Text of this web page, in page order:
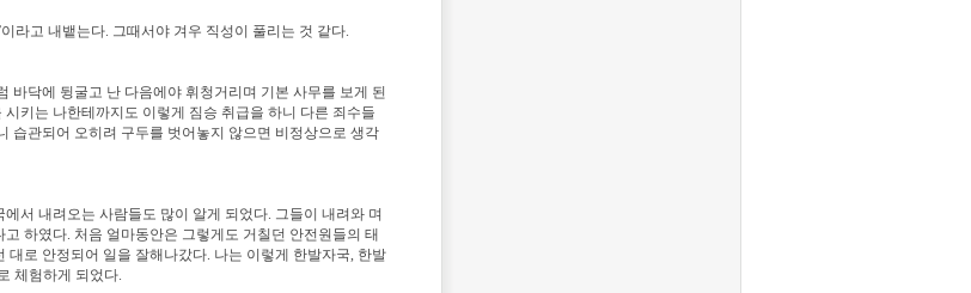
라고 내뱉는다. 그때서야 겨우 직성이 풀리는 것 같다.
바닥에 뒹굴고 난 다음에야 휘청거리며 기본 사무를 보게 된
키는 나한테까지도 이렇게 짐승 취급을 하니 다른 죄수들
습관되어 오히려 구두를 벗어놓지 않으면 비정상으로 생각
서 내려오는 사람들도 많이 알게 되었다. 그들이 내려와 며
하였다. 처음 얼마동안은 그렇게도 거칠던 안전원들의 태
로 안정되어 일을 잘해나갔다. 나는 이렇게 한발자국, 한발
체험하게 되었다.